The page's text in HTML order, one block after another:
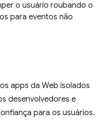
o usuário roubando o
para eventos não
apps da Web isolados
desenvolvedores e
para os usuários.